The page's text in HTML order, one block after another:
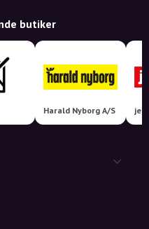
butiker
Harald Nyborg A/S